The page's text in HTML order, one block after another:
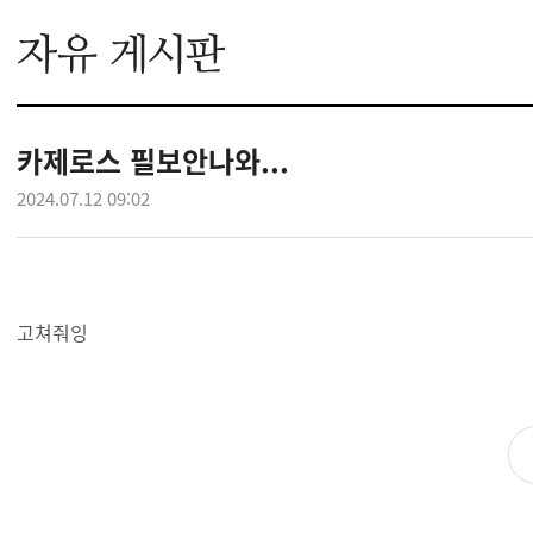
카제로스 필보안나와...
2024.07.12 09:02
고쳐줘잉